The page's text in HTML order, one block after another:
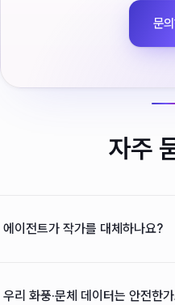
문
자주
에이전트가 작가를 대체하나요?
남기고, 반복 공정과 검수·관리의 부
우리 화풍·문체 데이터는 안전한